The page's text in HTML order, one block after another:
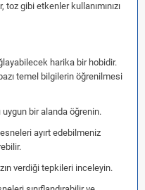
gibi etkenler kullanımınızı
harika bir hobidir.
temel bilgilerin öğrenilmesi
uygun bir alanda öğrenin.
ayırt edebilmeniz
verdiği tepkileri inceleyin.